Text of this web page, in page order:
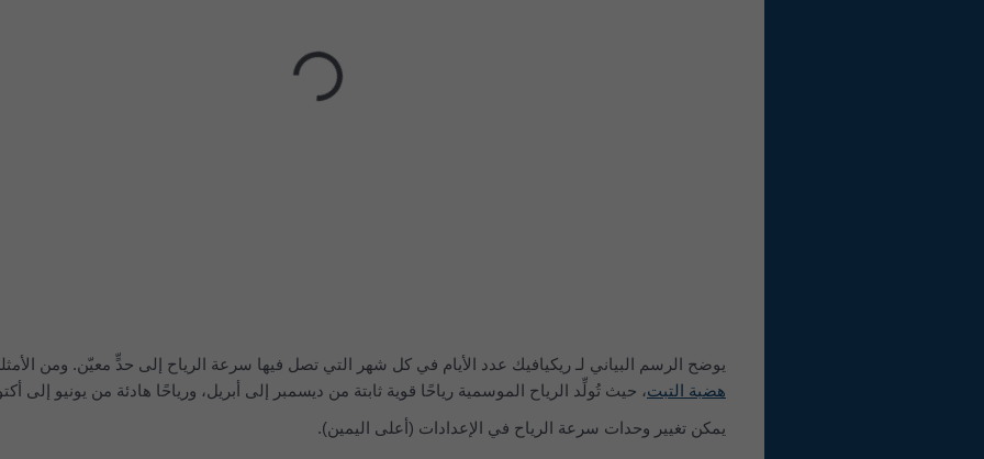
يوضح الرسم البياني لـ ريكيافيك عدد الأيام في كل شهر التي تصل فيها سرعة الرياح إلى حدٍّ معيّن. ومن
هضبة التبت، حيث تُولِّد الرياح الموسمية رياحًا قوية ثابتة من ديسمبر إلى أبريل، ورياحًا هادئة من يونيو إلى
يمكن تغيير وحدات سرعة الرياح في الإعدادات (أعلى اليمين).